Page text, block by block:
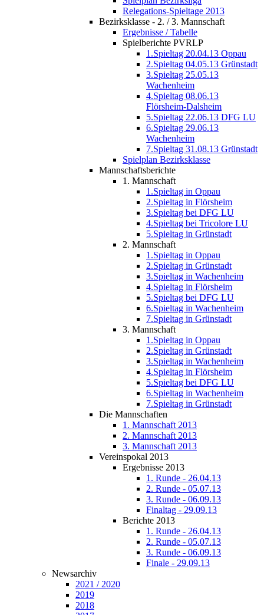
Relegations-Spieltage 2013
Bezirksklasse - 2. / 3. Mannschaft
Ergebnisse / Tabelle
Spielberichte PVRLP
1.Spieltag 20.04.13 Oppau
2.Spieltag 04.05.13 Grünstadt
3.Spieltag 25.05.13
Wachenheim
4.Spieltag 08.06.13
Flörsheim-Dalsheim
5.Spieltag 22.06.13 DFG LU
6.Spieltag 29.06.13
Wachenheim
7.Spieltag 31.08.13 Grünstadt
Spielplan Bezirksklasse
Mannschaftsberichte
1. Mannschaft
1.Spieltag in Oppau
2.Spieltag in Flörsheim
3.Spieltag bei DFG LU
4.Spieltag bei Tricolore LU
5.Spieltag in Grünstadt
2. Mannschaft
1.Spieltag in Oppau
2.Spieltag in Grünstadt
3.Spieltag in Wachenheim
4.Spieltag in Flörsheim
5.Spieltag bei DFG LU
6.Spieltag in Wachenheim
7.Spieltag in Grünstadt
3. Mannschaft
1.Spieltag in Oppau
2.Spieltag in Grünstadt
3.Spieltag in Wachenheim
4.Spieltag in Flörsheim
5.Spieltag bei DFG LU
6.Spieltag in Wachenheim
7.Spieltag in Grünstadt
Die Mannschaften
1. Mannschaft 2013
2. Mannschaft 2013
3. Mannschaft 2013
Vereinspokal 2013
Ergebnisse 2013
1. Runde - 26.04.13
2. Runde - 05.07.13
3. Runde - 06.09.13
Finaltag - 29.09.13
Berichte 2013
1. Runde - 26.04.13
2. Runde - 05.07.13
3. Runde - 06.09.13
Finale - 29.09.13
Newsarchiv
2021 / 2020
2019
2018